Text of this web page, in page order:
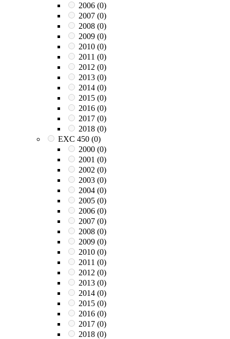
2006 (0)
2007 (0)
2008 (0)
2009 (0)
2010 (0)
2011 (0)
2012 (0)
2013 (0)
2014 (0)
2015 (0)
2016 (0)
2017 (0)
2018 (0)
EXC 450 (0)
2000 (0)
2001 (0)
2002 (0)
2003 (0)
2004 (0)
2005 (0)
2006 (0)
2007 (0)
2008 (0)
2009 (0)
2010 (0)
2011 (0)
2012 (0)
2013 (0)
2014 (0)
2015 (0)
2016 (0)
2017 (0)
2018 (0)